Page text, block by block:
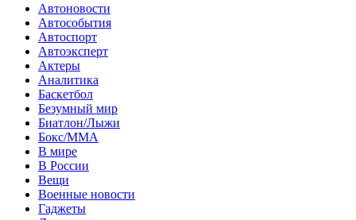
Автоновости
Автособытия
Автоспорт
Автоэксперт
Актеры
Аналитика
Баскетбол
Безумный мир
Биатлон/Лыжи
Бокс/MMA
В мире
В России
Вещи
Военные новости
Гаджеты